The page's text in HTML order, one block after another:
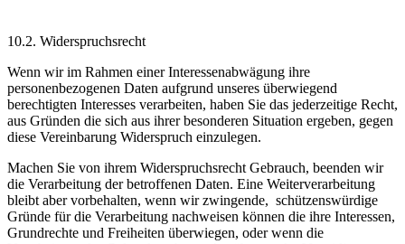
10.2. Widerspruchsrecht
Wenn wir im Rahmen einer Interessenabwägung ihre
personenbezogenen Daten aufgrund unseres überwiegend
berechtigten Interesses verarbeiten, haben Sie das jederzeitige Recht,
aus Gründen die sich aus ihrer besonderen Situation ergeben, gegen
diese Vereinbarung Widerspruch einzulegen.
Machen Sie von ihrem Widerspruchsrecht Gebrauch, beenden wir
die Verarbeitung der betroffenen Daten. Eine Weiterverarbeitung
bleibt aber vorbehalten, wenn wir zwingende, schützenswürdige
Gründe für die Verarbeitung nachweisen können die ihre Interessen,
Grundrechte und Freiheiten überwiegen, oder wenn die